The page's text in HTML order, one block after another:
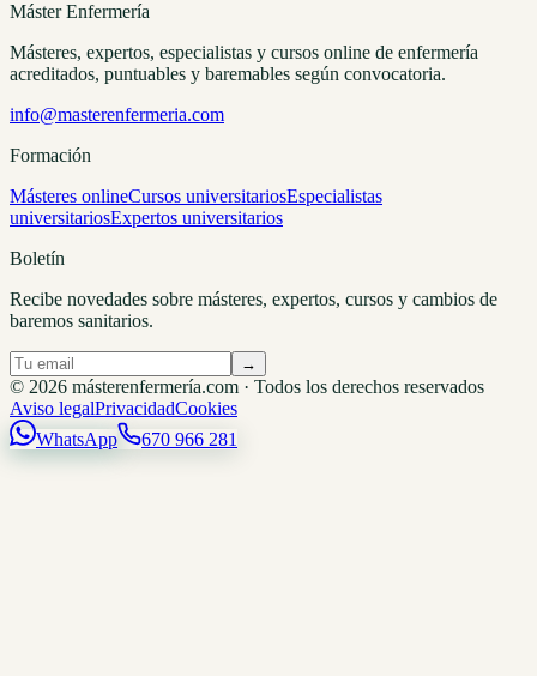
Máster Enfermería
Másteres, expertos, especialistas y cursos online de enfermería
acreditados, puntuables y baremables según convocatoria.
info@masterenfermeria.com
Formación
Másteres onlineCursos universitariosEspecialistas
universitariosExpertos universitarios
Boletín
Recibe novedades sobre másteres, expertos, cursos y cambios de
baremos sanitarios.
→
© 2026 másterenfermería.com · Todos los derechos reservados
Aviso legalPrivacidadCookies
WhatsApp
670 966 281